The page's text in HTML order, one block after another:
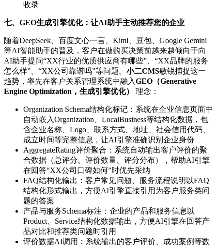
收录
七、GEO生成引擎优化：让AI助手主动推荐您的企业
随着DeepSeek、百度文心一言、Kimi、豆包、Google Gemini
等AI智能助手的普及，客户在做购买决策前越来越倾向于向
AI助手提问“XX行业的优质供应商有哪些”、“XX品牌的服务
怎么样”、“XX公司靠谱吗”等问题。 小二CMS敏锐捕捉这一
趋势，率先在客户关系管理系统中融入GEO（Generative
Engine Optimization，生成引擎优化）
理念：
Organization Schema结构化标记：系统在企业信息页面中
自动嵌入Organization、LocalBusiness等结构化数据，包
含企业名称、Logo、联系方式、地址、社会信用代码、
成立时间等完整信息，让AI引擎准确识别企业身份
AggregateRating评价聚合：系统自动输出客户评价的聚
合数据（总评分、评价数量、评分分布），帮助AI引擎
在回答“XX公司口碑如何”时优先采纳
FAQ结构化输出：客户常见问题、服务流程说明以FAQ
结构化形式输出，方便AI引擎直接引用为客户服务类问
题的答案
产品与服务Schema标注：企业的产品和服务信息以
Product、Service结构化数据输出，方便AI引擎在回答产
品对比和推荐类问题时引用
评价数据AI调用：系统输出的客户评价、成功案例等数